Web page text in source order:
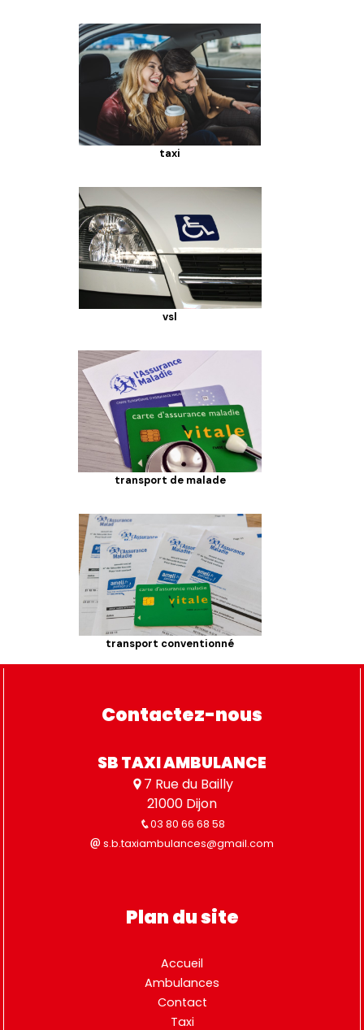
taxi
vsl
transport de malade
transport conventionné
Contactez-nous
SB TAXI AMBULANCE
7 Rue du Bailly
21000 Dijon
03 80 66 68 58
s.b.taxiambulances@gmail.com
Plan du site
Accueil
Ambulances
Contact
Taxi